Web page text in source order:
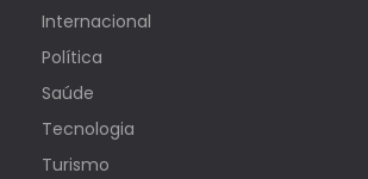
Internacional
Política
Saúde
Tecnologia
Turismo